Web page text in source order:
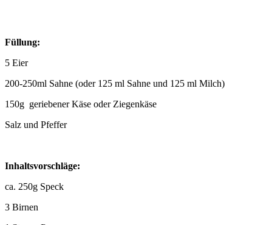
Füllung:
5 Eier
200-250ml Sahne (oder 125 ml Sahne und 125 ml Milch)
150g geriebener Käse oder Ziegenkäse
Salz und Pfeffer
Inhaltsvorschläge:
ca. 250g Speck
3 Birnen